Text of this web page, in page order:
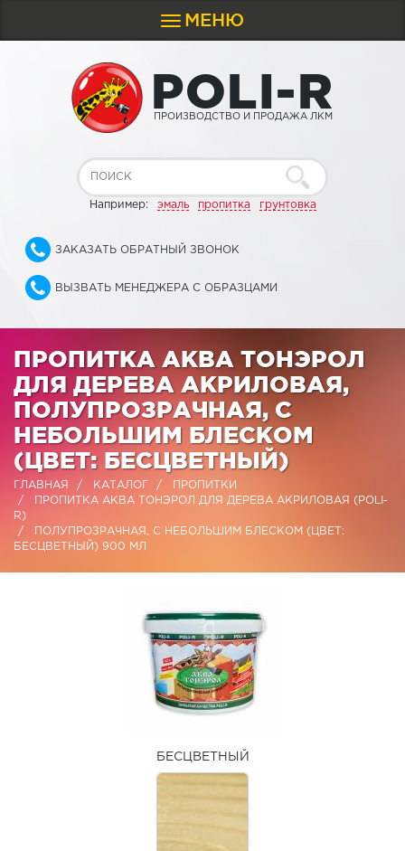
Toggle
navigation
МЕНЮ
POLI-R
ПРОИЗВОДСТВО И ПРОДАЖА ЛКМ
Например: эмаль пропитка грунтовка
ЗАКАЗАТЬ ОБРАТНЫЙ ЗВОНОК
ВЫЗВАТЬ МЕНЕДЖЕРА С ОБРАЗЦАМИ
ПРОПИТКА АКВА ТОНЭРОЛ
ДЛЯ ДЕРЕВА АКРИЛОВАЯ,
ПОЛУПРОЗРАЧНАЯ, С
НЕБОЛЬШИМ БЛЕСКОМ
(ЦВЕТ: БЕСЦВЕТНЫЙ)
ГЛАВНАЯ КАТАЛОГ
ПРОПИТКИ
ПРОПИТКА АКВА ТОНЭРОЛ ДЛЯ ДЕРЕВА АКРИЛОВАЯ (POLI-
R)
ПОЛУПРОЗРАЧНАЯ, С НЕБОЛЬШИМ БЛЕСКОМ (ЦВЕТ:
БЕСЦВЕТНЫЙ) 900 МЛ
БЕСЦВЕТНЫЙ